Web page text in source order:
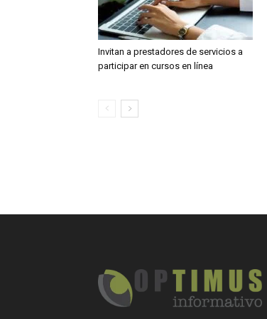
Invitan a prestadores de servicios a
participar en cursos en línea